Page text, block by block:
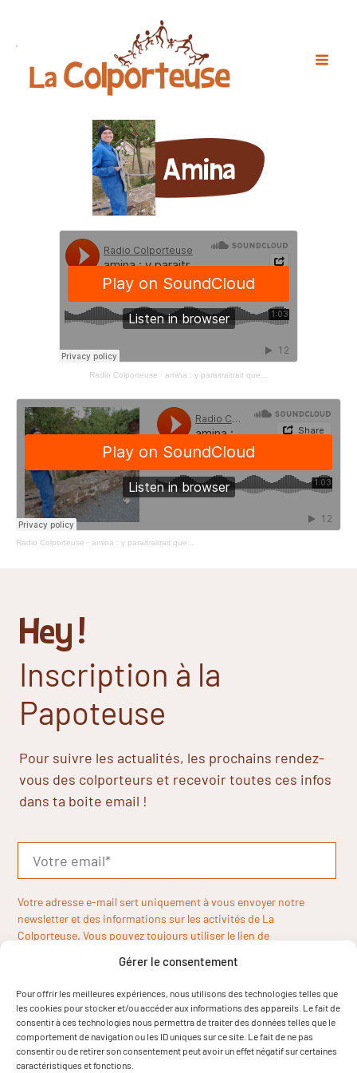
Gérer le consentement
Pour offrir les meilleures expériences, nous utilisons des technologies telles que
les cookies pour stocker et/ou accéder aux informations des appareils. Le fait de
consentir à ces technologies nous permettra de traiter des données telles que le
comportement de navigation ou les ID uniques sur ce site. Le fait de ne pas
consentir ou de retirer son consentement peut avoir un effet négatif sur certaines
caractéristiques et fonctions.
Amina
Radio Colporteuse · amina : y paraitraitrait que...
Radio Colporteuse · amina : y paraitraitrait que...
Hey !
Inscription à la
Papoteuse
Pour suivre les actualités, les prochains rendez-
vous des colporteurs et recevoir toutes ces infos
dans ta boite email !
Votre adresse e-mail sert uniquement à vous envoyer notre
newsletter et des informations sur les activités de La
Colporteuse. Vous pouvez toujours utiliser le lien de